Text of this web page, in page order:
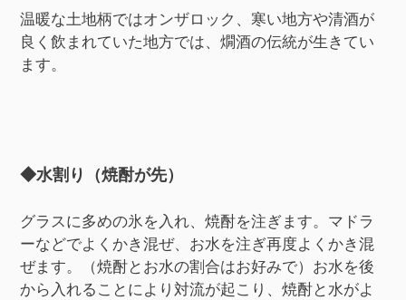
温暖な土地柄ではオンザロック、寒い地方や清酒が
良く飲まれていた地方では、燗酒の伝統が生きてい
ます。
◆水割り（焼酎が先）
グラスに多めの氷を入れ、焼酎を注ぎます。マドラ
ーなどでよくかき混ぜ、お水を注ぎ再度よくかき混
ぜます。（焼酎とお水の割合はお好みで）お水を後
から入れることにより対流が起こり、焼酎と水がよ